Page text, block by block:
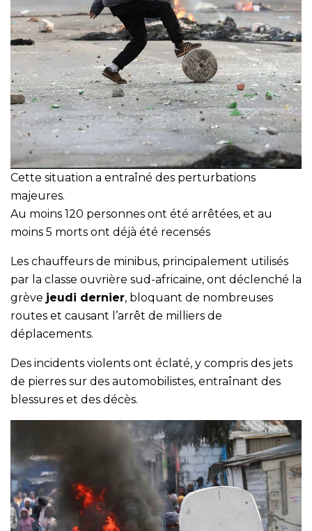
Cette situation a entraîné des perturbations
majeures.
Au moins 120 personnes ont été arrêtées, et au
moins 5 morts ont déjà été recensés
Les chauffeurs de minibus, principalement utilisés
par la classe ouvrière sud-africaine, ont déclenché la
grève jeudi dernier, bloquant de nombreuses
routes et causant l’arrêt de milliers de
déplacements.
Des incidents violents ont éclaté, y compris des jets
de pierres sur des automobilistes, entraînant des
blessures et des décès.